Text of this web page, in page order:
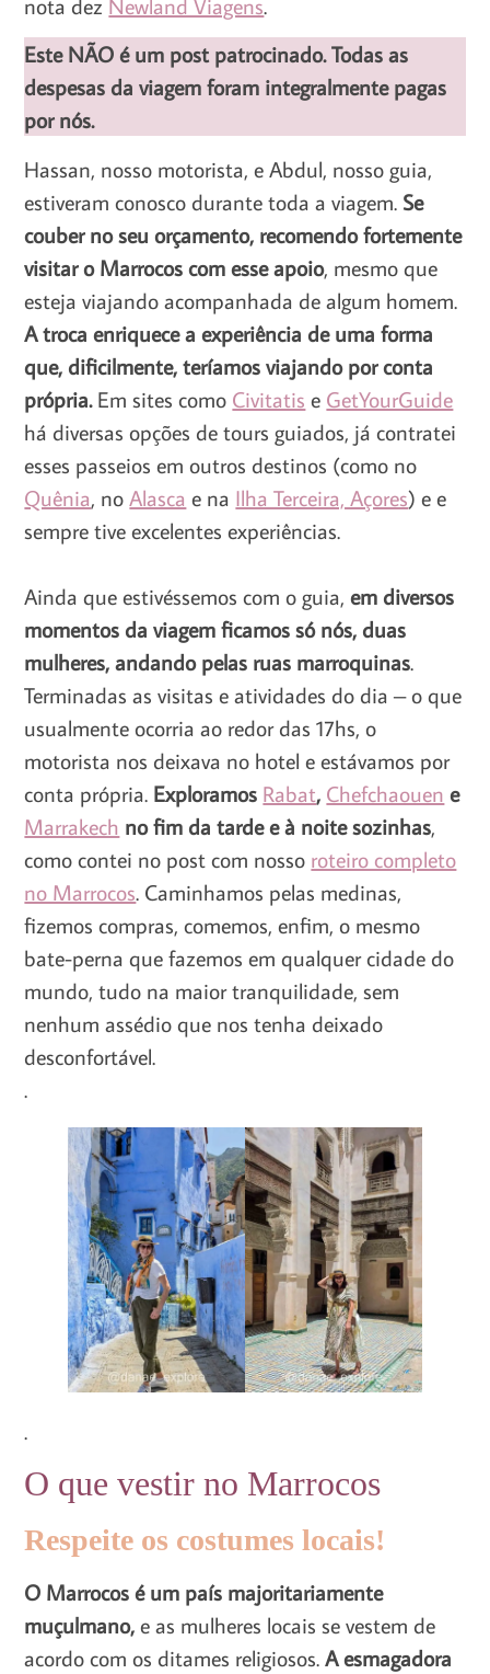
Este NÃO é um post patrocinado. Todas as
despesas da viagem foram integralmente pagas
por nós.
Hassan, nosso motorista, e Abdul, nosso guia,
estiveram conosco durante toda a viagem. Se
couber no seu orçamento, recomendo fortemente
visitar o Marrocos com esse apoio, mesmo que
esteja viajando acompanhada de algum homem.
A troca enriquece a experiência de uma forma
que, dificilmente, teríamos viajando por conta
própria.Em sites como Civitatis e GetYourGuide
há diversas opções de tours guiados, já contratei
esses passeios em outros destinos (como no
Quênia, noAlasca e na Ilha Terceira, Açores) e e
sempre tive excelentes experiências.
Ainda que estivéssemos com o guia,em diversos
momentos da viagem ficamos só nós, duas
mulheres, andando pelas ruas marroquinas.
Terminadas as visitas e atividades do dia – o que
usualmente ocorria ao redor das 17hs, o
motorista nos deixava no hotel e estávamos por
conta própria. Exploramos Rabat, Chefchaouen e
Marrakech no fim da tarde e à noite sozinhas,
como contei no post com nosso roteiro completo
no Marrocos. Caminhamos pelas medinas,
fizemos compras, comemos, enfim, o mesmo
bate-perna que fazemos em qualquer cidade do
mundo, tudo na maior tranquilidade, sem
nenhum assédio que nos tenha deixado
desconfortável.
.
.
O que vestir no Marrocos
Respeite os costumes locais!
O Marrocos é um país majoritariamente
muçulmano,e as mulheres locais se vestem de
acordo com os ditames religiosos.A esmagadora